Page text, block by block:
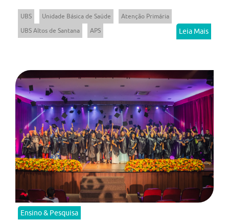
UBS Unidade Básica de Saúde
Atenção Primária
UBS Altos de Santana
APS Leia Mais
Ensino & Pesquisa